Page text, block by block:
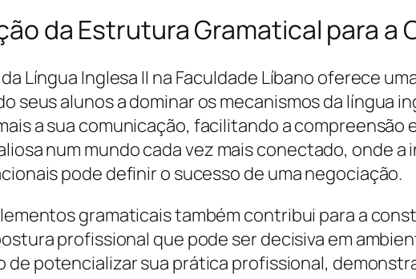
da Estrutura Gramatical para a
Língua Inglesa II na Faculdade Líbano oferece
seus alunos a dominar os mecanismos da língua
a sua comunicação, facilitando a compreensão
num mundo cada vez mais conectado, onde
pode definir o sucesso de uma negociação.
gramaticais também contribui para a
profissional que pode ser decisiva em
de potencializar sua prática profissional,